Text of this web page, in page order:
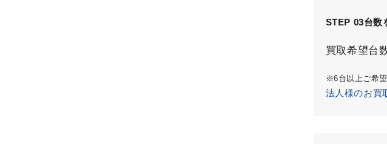
STEP 03台数
買取希望台
※6台以上ご希
法人様のお買